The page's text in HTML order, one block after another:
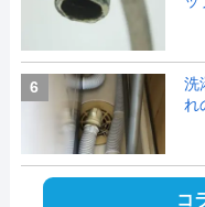
6
洗
れ
コ